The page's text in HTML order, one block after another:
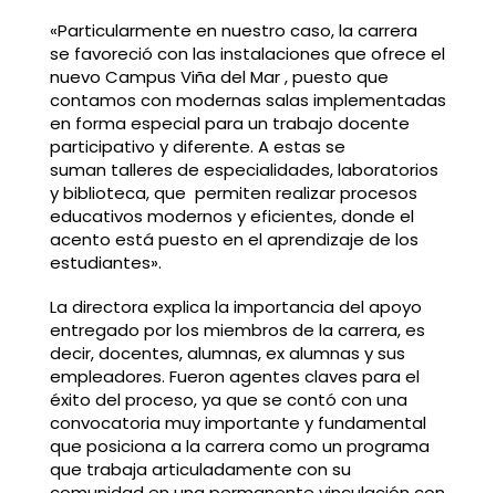
«Particularmente en nuestro caso, la carrera
se favoreció con las instalaciones que ofrece el
nuevo Campus Viña del Mar , puesto que
contamos con modernas salas implementadas
en forma especial para un trabajo docente
participativo y diferente. A estas se
suman talleres de especialidades, laboratorios
y biblioteca, que permiten realizar procesos
educativos modernos y eficientes, donde el
acento está puesto en el aprendizaje de los
estudiantes».
La directora explica la importancia del apoyo
entregado por los miembros de la carrera, es
decir, docentes, alumnas, ex alumnas y sus
empleadores. Fueron agentes claves para el
éxito del proceso, ya que se contó con una
convocatoria muy importante y fundamental
que posiciona a la carrera como un programa
que trabaja articuladamente con su